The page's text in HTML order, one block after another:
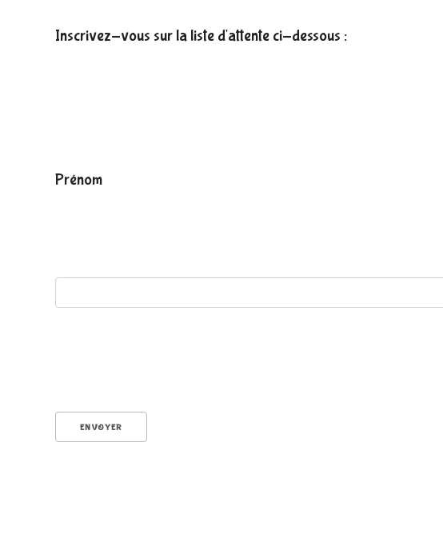
Inscrivez-vous sur la liste d'attente ci-dessous :
r
Prénom
ENVOYER